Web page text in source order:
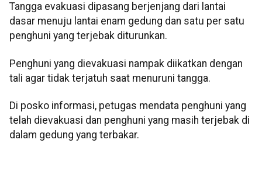
Tangga evakuasi dipasang berjenjang dari lantai
dasar menuju lantai enam gedung dan satu per satu
penghuni yang terjebak diturunkan.
Penghuni yang dievakuasi nampak diikatkan dengan
tali agar tidak terjatuh saat menuruni tangga.
Di posko informasi, petugas mendata penghuni yang
telah dievakuasi dan penghuni yang masih terjebak di
dalam gedung yang terbakar.